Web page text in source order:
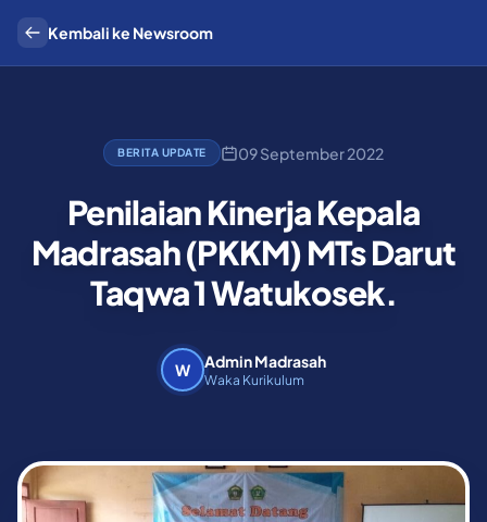
Kembali ke Newsroom
BERITA UPDATE 09 September 2022
Penilaian Kinerja Kepala
Madrasah (PKKM) MTs Darut
Taqwa 1 Watukosek.
W Admin Madrasah
Waka Kurikulum